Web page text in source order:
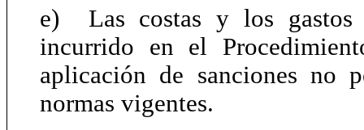
e) Las costas y los gastos
incurrido en el
aplicación de sanciones no
normas vigentes.